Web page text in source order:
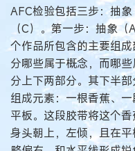
AFC检验包括三步：抽
（C）。第一步：抽象
个作品所包含的主要组
分哪些属于概念，而哪
分上下两部分。其下半
组成元素：一根香蕉、
平板。这段胶带将这个
身头朝上，左倾，且在